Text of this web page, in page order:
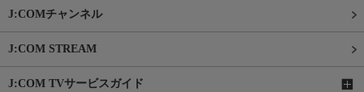
J:COMチャンネル
J:COM STREAM
J:COM TVサービスガイド